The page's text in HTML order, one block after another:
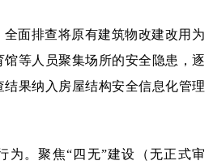
面排查将原有建筑物改建改用为
等人员聚集场所的安全隐患，逐
果纳入房屋结构安全信息化管理
为。聚焦“四无”建设（无正式审